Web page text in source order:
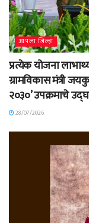
आपला जिल्हा
प्रत्येक योजना
ग्रामविकास मंत्री
२०३०’ उपक्रमाचे
28/07/2026